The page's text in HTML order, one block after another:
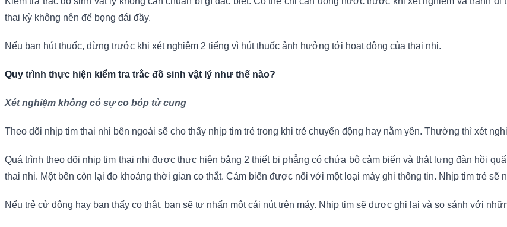
thai kỳ không nên để bọng đái đầy.
Nếu bạn hút thuốc, dừng trước khi xét nghiệm 2 tiếng vì hút thuốc ảnh hưởng tới hoạt động của thai nhi.
Quy trình thực hiện kiểm tra trắc đồ sinh vật lý như thế nào?
Xét nghiệm không có sự co bóp tử cung
Theo dõi nhịp tim thai nhi bên ngoài sẽ cho thấy nhịp tim trẻ trong khi trẻ chuyển động hay nằm yên. Thường thì xét
Quá trình theo dõi nhịp tim thai nhi được thực hiện bằng 2 thiết bị phẳng có chứa bộ cảm biến và thắt lưng đàn hồi
thai nhi. Một bên còn lại đo khoảng thời gian co thắt. Cảm biến được nối với một loại máy ghi thông tin. Nhịp tim trẻ sẽ
Nếu trẻ cử động hay bạn thấy co thắt, bạn sẽ tự nhấn một cái nút trên máy. Nhịp tim sẽ được ghi lại và so sánh với